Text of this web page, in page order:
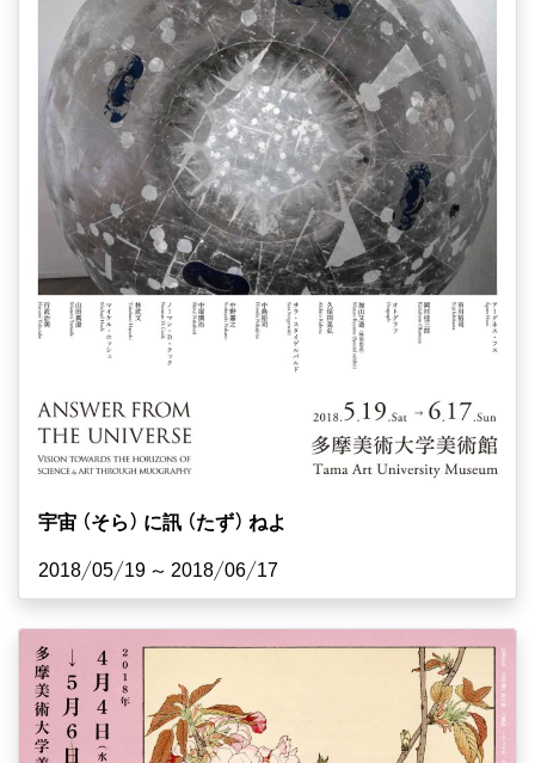
宇宙（そら）に訊（たず）ねよ
2018/05/19 ~ 2018/06/17